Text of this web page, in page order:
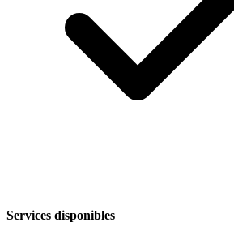
Services disponibles